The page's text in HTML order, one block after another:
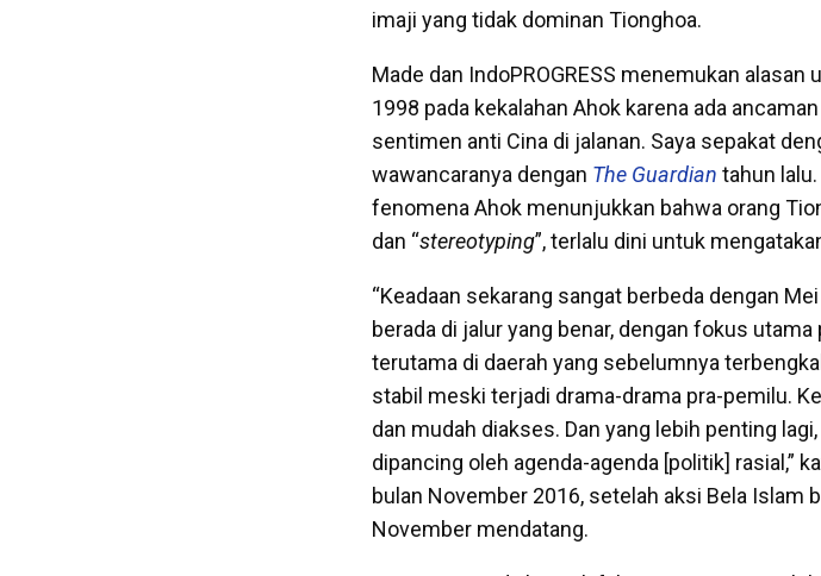
imaji yang tidak dominan Tionghoa.
Made dan IndoPROGRESS menemukan
1998 pada kekalahan Ahok karena ada
sentimen anti Cina di jalanan. Saya sepakat
wawancaranya dengan The Guardian tahun
fenomena Ahok menunjukkan bahwa orang
dan “stereotyping”, terlalu dini untuk
“Keadaan sekarang sangat berbeda dengan
berada di jalur yang benar, dengan fokus
terutama di daerah yang sebelumnya
stabil meski terjadi drama-drama pra-pemilu.
dan mudah diakses. Dan yang lebih penting
dipancing oleh agenda-agenda [politik] rasial,”
bulan November 2016, setelah aksi Bela Islam
November mendatang.